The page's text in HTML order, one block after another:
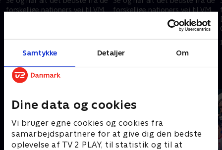
Samtykke Detaljer Om
Dine data og cookies
Vi bruger egne cookies og cookies fra
samarbejdspartnere for at give dig den bedste
oplevelse af TV 2 PLAY, til statistik og til at
forskellige nationers vej til VM.
Usbekistan.
forskellige nationers vej til VM.
Denne gang om Sydafrika,
Tunesien, Ghana og Algeriet.
Andre så også